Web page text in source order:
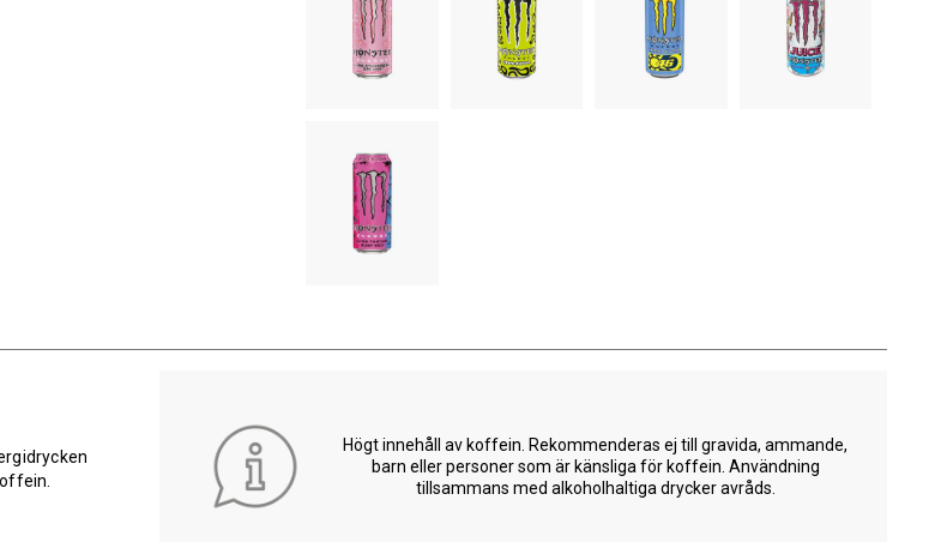
Högt innehåll av koffein. Rekommenderas ej till gravida, ammande,
barn eller personer som är känsliga för koffein. Användning
tillsammans med alkoholhaltiga drycker avråds.